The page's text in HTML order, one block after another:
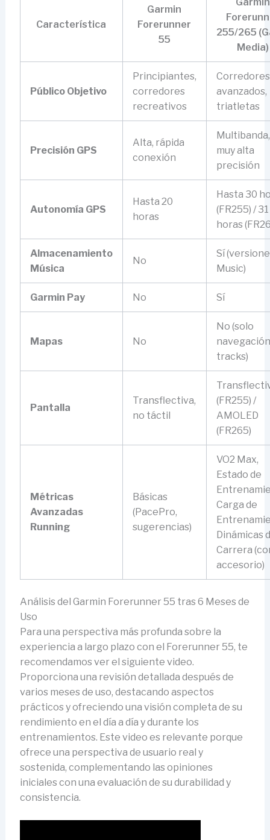
Característica
Garmin
Forerunner
55
255/265
Media)
Público Objetivo
Principiantes,
corredores
recreativos
Corredores
avanzados,
triatletas
Precisión GPS
Alta, rápida
conexión
Multibanda,
muy alta
precisión
Autonomía GPS
Hasta 20
horas
Hasta 30
(FR255) / 31
horas
Almacenamiento
Música
No
Sí
Music)
Garmin Pay No Sí
Mapas No
No (solo
tracks)
Pantalla
Transflectiva,
no táctil
(FR255) /
AMOLED
(FR265)
Métricas
Avanzadas
Running
Básicas
(PacePro,
sugerencias)
VO2 Max,
Estado de
Carga de
Dinámicas
Carrera
accesorio)
Análisis del Garmin Forerunner 55 tras 6 Meses de
Uso
Para una perspectiva más profunda sobre la
experiencia a largo plazo con el Forerunner 55, te
recomendamos ver el siguiente video.
Proporciona una revisión detallada después de
varios meses de uso, destacando aspectos
prácticos y ofreciendo una visión completa de su
rendimiento en el día a día y durante los
entrenamientos. Este video es relevante porque
ofrece una perspectiva de usuario real y
sostenida, complementando las opiniones
iniciales con una evaluación de su durabilidad y
consistencia.